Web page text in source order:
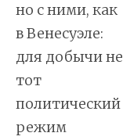
но с ними, как
в Венесуэле:
для добычи не
тот
политический
режим